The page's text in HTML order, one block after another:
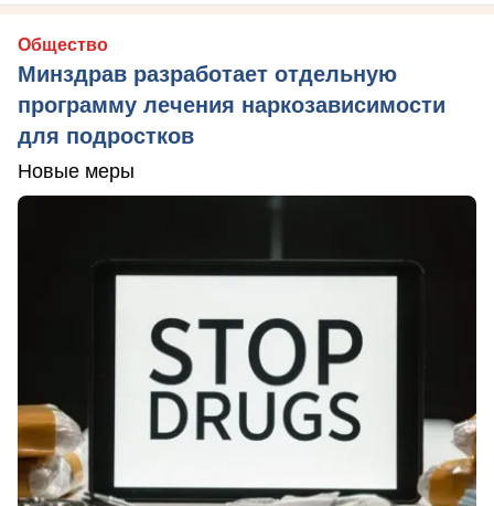
Общество
Минздрав разработает отдельную
программу лечения наркозависимости
для подростков
Новые меры